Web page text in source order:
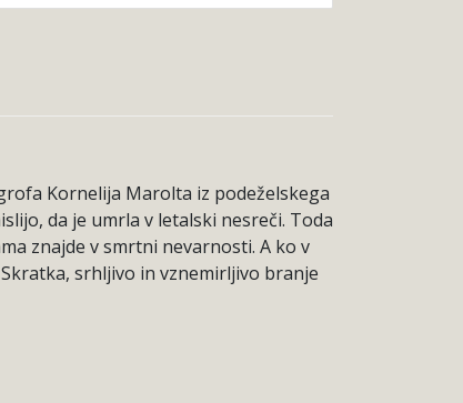
Kornelija Marolta iz podeželskega
da je umrla v letalski nesreči. Toda
znajde v smrtni nevarnosti. A ko v
srhljivo in vznemirljivo branje